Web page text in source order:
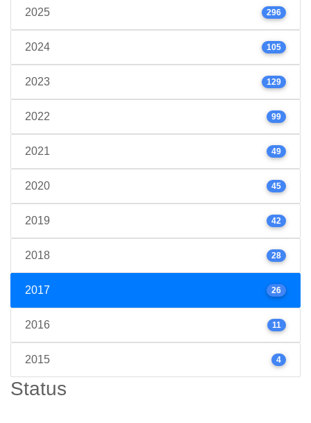
2025 296
2024 105
2023 129
2022 99
2021 49
2020 45
2019 42
2018 28
2017 26
2016 11
2015 4
Status